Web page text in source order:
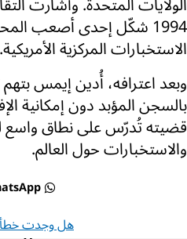
1994 شكّل إحدى أصعب
الاستخبارات المركزية الأمريكية.
وبعد اعترافه، أُدين إيمس
بالسجن المؤبد دون إمكانية
قضيته تُدرّس على نطاق واسع
والاستخبارات حول العالم.
هل وجدت